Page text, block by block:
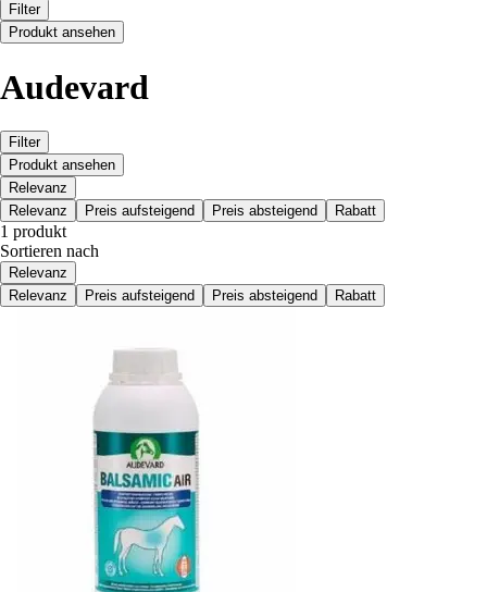
Filter
Produkt ansehen
Audevard
Filter
Produkt ansehen
Relevanz
Relevanz
Preis aufsteigend Preis absteigend Rabatt
1 produkt
Sortieren nach
Relevanz
Relevanz
Preis aufsteigend Preis absteigend Rabatt